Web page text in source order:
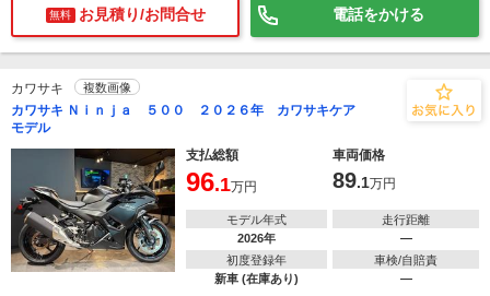
無料 お見積り/お問合せ 電話をかける
カワサキ 複数画像
カワサキ Ｎｉｎｊａ ５００ ２０２６年 カワサキケア
モデル
支払総額
車両価格
96.1万円 89.1万円
モデル年式
2026年
走行距離
―
初度登録年
新車 (在庫あり)
車検/自賠責
―